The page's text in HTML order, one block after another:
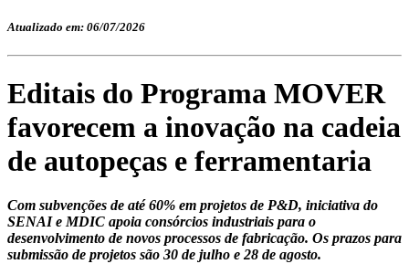
Atualizado em: 06/07/2026
Editais do Programa MOVER
favorecem a inovação na cadeia
de autopeças e ferramentaria
Com subvenções de até 60% em projetos de P&D, iniciativa do
SENAI e MDIC apoia consórcios industriais para o
desenvolvimento de novos processos de fabricação. Os prazos para
submissão de projetos são 30 de julho e 28 de agosto.